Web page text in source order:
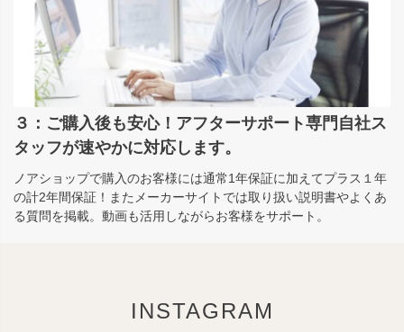
３：ご購入後も安心！アフターサポート専門自社ス
タッフが速やかに対応します。
ノアショップで購入のお客様には通常1年保証に加えてプラス１年
の計2年間保証！またメーカーサイトでは取り扱い説明書やよくあ
る質問を掲載。動画も活用しながらお客様をサポート。
INSTAGRAM